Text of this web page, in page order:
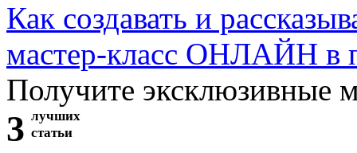
Как создавать и
мастер-класс ОНЛАЙН в
Получите эксклюзивные
3 лучших
статьи